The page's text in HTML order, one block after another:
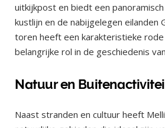
uitkijkpost en biedt een
kustlijn en de nabijgelegen eilanden
toren heeft een karakteristieke
belangrijke rol in de geschiedenis
Natuur en
Naast stranden en cultuur heeft